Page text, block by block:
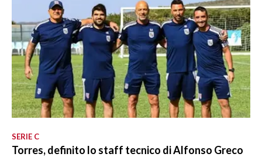
SERIE C
Torres, definito lo staff tecnico di Alfonso Greco